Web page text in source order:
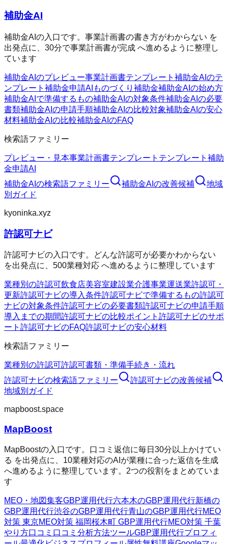
補助金AI
補助金AIの入口です。事業計画書の書き方がわからない を
出発点に、30分で事業計画書が完成 へ進めるように整理し
ています
補助金AIのプレビュー事業計画書テンプレート 補助金AIのテ
ンプレート 補助金申請AI ものづくり補助金補助金AIの始め方
補助金AIで準備するもの補助金AIの対象条件補助金AIの必要
書類補助金AIの申請手順補助金AIの比較対象補助金AIの安心
材料補助金AIの比較補助金AIのFAQ
検索語ファミリー
プレビュー・見本事業計画書テンプレート テンプレート 補助
金申請AI
補助金AI の検索語ファミリー 補助金AI の改善候補
地域
別ガイド
kyoninka.xyz
許認可ナビ
許認可ナビの入口です。どんな許認可が必要かわからない
を出発点に、500業種対応 へ進めるように整理しています
業種別の許認可飲食店美容室建設業介護事業運送業許認可・
更新許認可ナビの導入条件許認可ナビで準備するもの許認可
ナビの対象条件許認可ナビの必要書類許認可ナビの申請手順
導入までの期間許認可ナビの比較ポイント 許認可ナビのサポ
ート 許認可ナビのFAQ許認可ナビの安心材料
検索語ファミリー
業種別の許認可許認可書類・準備手続き・流れ
許認可ナビの検索語ファミリー 許認可ナビの改善候補
地域別ガイド
mapboost.space
MapBoost
MapBoostの入口です。口コミ返信に毎日30分以上かけてい
る を出発点に、10業種対応のAIが業種に合った返信を生成
へ進めるように整理しています。2つの役割をまとめていま
す
MEO・地図集客GBP運用代行六本木のGBP運用代行新橋の
GBP運用代行渋谷のGBP運用代行青山のGBP運用代行MEO
対策 東京MEO対策 福岡桜木町 GBP運用代行MEO対策 千葉
やり方口コミ 口コミ分析方法ツールGBP運用代行プロフィ